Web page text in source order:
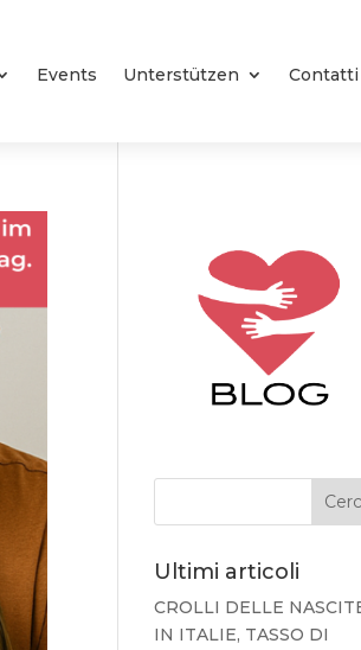
Events Unterstützen Contatti
Ultimi articoli
CROLLI DELLE
IN ITALIE, TASSO DI